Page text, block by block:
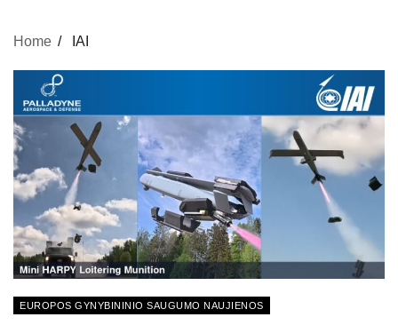
Home IAI
EUROPOS GYNYBININIO SAUGUMO NAUJIENOS